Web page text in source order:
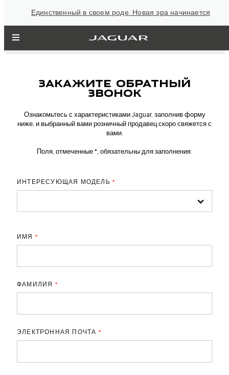
Единственный в своем роде. Новая эра начинается
ЗАКАЖИТЕ ОБРАТНЫЙ
ЗВОНОК
Ознакомьтесь с характеристиками Jaguar, заполнив форму
ниже, и выбранный вами розничный продавец скоро свяжется с
вами.
Поля, отмеченные *, обязательны для заполнения.
ИНТЕРЕСУЮЩАЯ МОДЕЛЬ *
ИМЯ *
ФАМИЛИЯ *
ЭЛЕКТРОННАЯ ПОЧТА *